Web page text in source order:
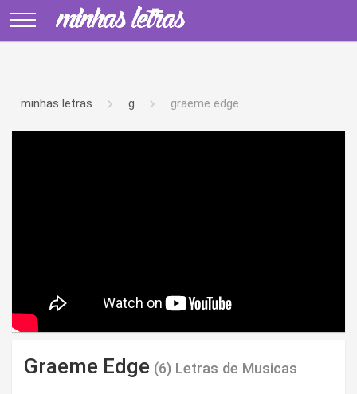
minhas letras g graeme edge
Graeme Edge (6) Letras de Musicas